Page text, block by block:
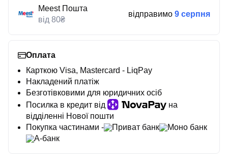
Meest Пошта
від 80₴
відправимо 9 серпня
Оплата
Карткою Visa, Mastercard - LiqPay
Накладений платіж
Безготівковими для юридичних осіб
Посилка в кредит від
на
відділенні Нової пошти
Покупка частинами -
Приват банк
Моно банк
А-банк